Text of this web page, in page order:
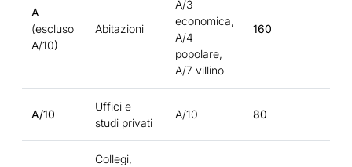
A
(escluso
A/10)
Abitazioni
A/3
economica,
A/4
popolare,
A/7 villino
160
A/10
Uffici e
studi privati
A/10 80
Collegi,